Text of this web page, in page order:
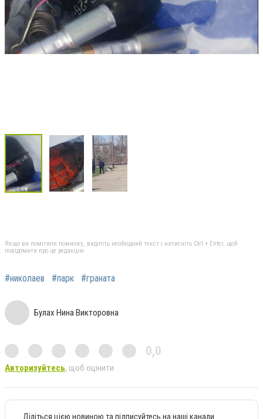
Якщо ви помітили помилку, виділіть необхідний текст і натисніть Ctrl + Enter, щоб
повідомити про це редакцію
#николаев #парк #граната
Булах Нина Викторовна
0,0
Авторизуйтесь, щоб оцінити
Діліться цією новиною та підписуйтесь на наші канали